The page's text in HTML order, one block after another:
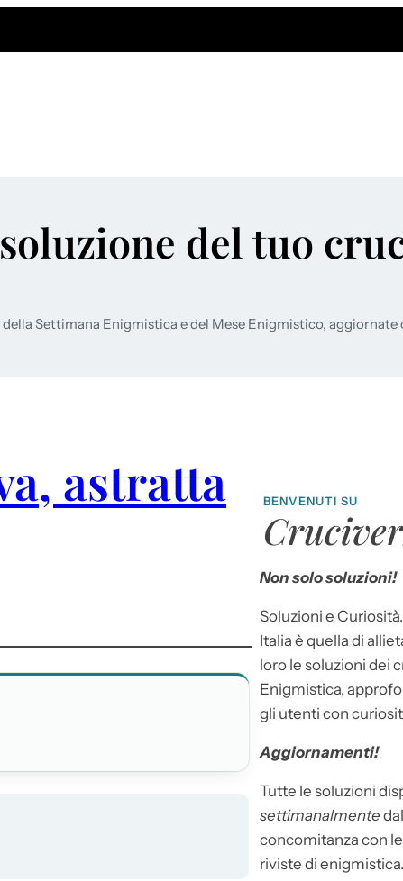
del tuo
Settimana Enigmistica e del Mese Enigmistico, aggiornate
astratta
BENVENUTI SU
Non solo soluzioni!
Soluzioni e
Italia è quella di
loro le soluzioni dei
Enigmistica,
gli utenti con
Aggiornamenti!
Tutte le soluzioni
settimanalmente
concomitanza con
riviste di enigmistica.